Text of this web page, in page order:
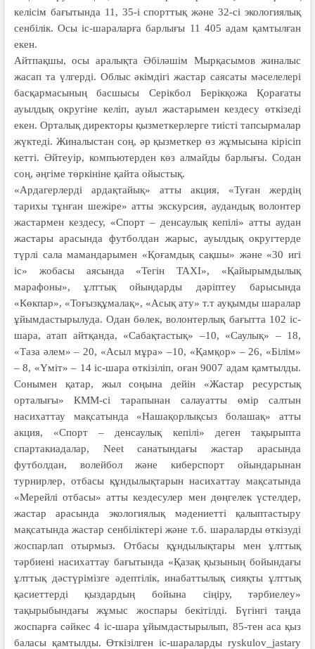
келісім бағытында 11, 35-і спорттық және 32-сі экологиялық
сенбілік. Осы іс-шараларға барлығы 11 405 адам қамтылған
екен.
Айтпақшы, осы аралықта Әбіләшім Мырқасымов жиналыс
жасап та үлгерді. Облыс әкімдігі жастар саясаты мәселелері
басқармасының басшысы Серікбол Берікқожа Қорағаты
ауылдық округіне келіп, ауыл жастарымен кездесу өткізеді
екен. Орталық директоры қызметкерлерге тиісті тапсырмалар
жүктеді. Жиналыстан соң, әр қызметкер өз жұмысына кірісіп
кетті. Әйтеуір, компьютерден көз алмайды барлығы. Содан
соң, әңгіме төркініне қайта ойыстық.
«Ардагерлерді ардақтайық» атты акция, «Туған жердің
тарихы тұнған шежіре» атты экскурсия, аудандық волонтер
жастармен кездесу, «Спорт – денсаулық кепілі» атты аудан
жастары арасында футболдан жарыс, ауылдық округтерде
түрлі сала мамандарымен «Қоғамдық сақшы» және «30 игі
іс» жобасы аясында «Тегін ТАХІ», «Қайырымдылық
марафоны», ұлттық ойындарды дәріптеу барысында
«Көкпар», «Тоғызқұмалақ», «Асық ату» т.т ауқымды шаралар
ұйымдастырылуда. Одан бөлек, волонтерлық бағытта 102 іс-
шара, атап айтқанда, «Сабақтастық» –10, «Саулық» – 18,
«Таза әлем» – 20, «Асыл мұра» –10, «Қамқор» – 26, «Білім»
– 8, «Үміт» – 14 іс-шара өткізіліп, оған 9007 адам қамтылды.
Сонымен қатар, жыл соңына дейін «Жастар ресурстық
орталығы» КММ-сі тарапынан салауатты өмір салтын
насихаттау мақсатында «Нашақорлықсыз болашақ» атты
акция, «Спорт – денсаулық кепілі» деген тақырыпта
спартакиадалар, Neet санатындағы жастар арасында
футболдан, волейбол және киберспорт ойындарынан
турнирлер, отбасы құндылықтарын насихаттау мақсатында
«Мерейлі отбасы» атты кездесулер мен дөңгелек үстелдер,
жастар арасында экологиялық мәдениетті қалыптастыру
мақсатында жастар сенбіліктері және т.б. шараларды өткізуді
жоспарлап отырмыз. Отбасы құндылықтары мен ұлттық
тәрбиені насихаттау бағытында «Қазақ қызының бойындағы
ұлттық дәстүрімізге әдептілік, инабаттылық сияқ­ты ұлттық
қасиет­тер­ді қыздардың бойына сіңіру, тәрбиелеу»
тақырыбындағы жұмыс жоспары бекітілді. Бүгінгі таңда
жоспарға сәйкес 4 іс-шара ұйымдастырылып, 85-тен аса қыз
баласы қамтылды. Өткізілген іс-шараларды ryskulov_jastary